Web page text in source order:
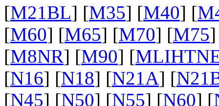
[M21BL] [M35] [M40] [
[M60] [M65] [M70] [M75
[M8NR] [M90] [
[N16] [N18] [N21A] [
[N45] [N50] [N55] [N60] [